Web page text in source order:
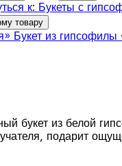
к: Букеты с
товару
Букет из
букет из белой
подарит